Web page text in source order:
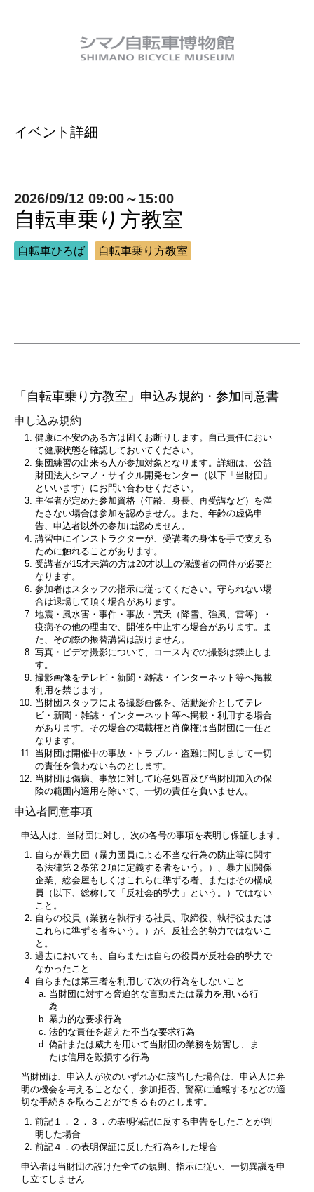
イベント詳細
2026/09/12 09:00～15:00
自転車乗り方教室
自転車ひろば 自転車乗り方教室
「自転車乗り方教室」申込み規約・参加同意書
申し込み規約
健康に不安のある方は固くお断りします。自己責任におい
て健康状態を確認しておいてください。
集団練習の出来る人が参加対象となります。詳細は、公益
財団法人シマノ・サイクル開発センター（以下「当財団」
といいます）にお問い合わせください。
主催者が定めた参加資格（年齢、身長、再受講など）を満
たさない場合は参加を認めません。また、年齢の虚偽申
告、申込者以外の参加は認めません。
講習中にインストラクターが、受講者の身体を手で支える
ために触れることがあります。
受講者が15才未満の方は20才以上の保護者の同伴が必要と
なります。
参加者はスタッフの指示に従ってください。守られない場
合は退場して頂く場合があります。
地震・風水害・事件・事故・荒天（降雪、強風、雷等）・
疫病その他の理由で、開催を中止する場合があります。ま
た、その際の振替講習は設けません。
写真・ビデオ撮影について、コース内での撮影は禁止しま
す。
撮影画像をテレビ・新聞・雑誌・インターネット等へ掲載
利用を禁じます。
当財団スタッフによる撮影画像を、活動紹介としてテレ
ビ・新聞・雑誌・インターネット等へ掲載・利用する場合
があります。その場合の掲載権と肖像権は当財団に一任と
なります。
当財団は開催中の事故・トラブル・盗難に関しまして一切
の責任を負わないものとします。
当財団は傷病、事故に対して応急処置及び当財団加入の保
険の範囲内適用を除いて、一切の責任を負いません。
申込者同意事項
申込人は、当財団に対し、次の各号の事項を表明し保証します。
自らが暴力団（暴力団員による不当な行為の防止等に関す
る法律第２条第２項に定義する者をいう。）、暴力団関係
企業、総会屋もしくはこれらに準ずる者、またはその構成
員（以下、総称して「反社会的勢力」という。）ではない
こと。
自らの役員（業務を執行する社員、取締役、執行役または
これらに準ずる者をいう。）が、反社会的勢力ではないこ
と。
過去においても、自らまたは自らの役員が反社会的勢力で
なかったこと
自らまたは第三者を利用して次の行為をしないこと
当財団に対する脅迫的な言動または暴力を用いる行
為
暴力的な要求行為
法的な責任を超えた不当な要求行為
偽計または威力を用いて当財団の業務を妨害し、ま
たは信用を毀損する行為
当財団は、申込人が次のいずれかに該当した場合は、申込人に弁
明の機会を与えることなく、参加拒否、警察に通報するなどの適
切な手続きを取ることができるものとします。
前記１．２．３．の表明保記に反する申告をしたことが判
明した場合
前記４．の表明保証に反した行為をした場合
申込者は当財団の設けた全ての規則、指示に従い、一切異議を申
し立てしません